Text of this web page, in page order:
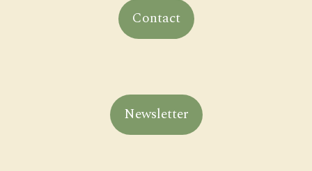
Contact
Newsletter